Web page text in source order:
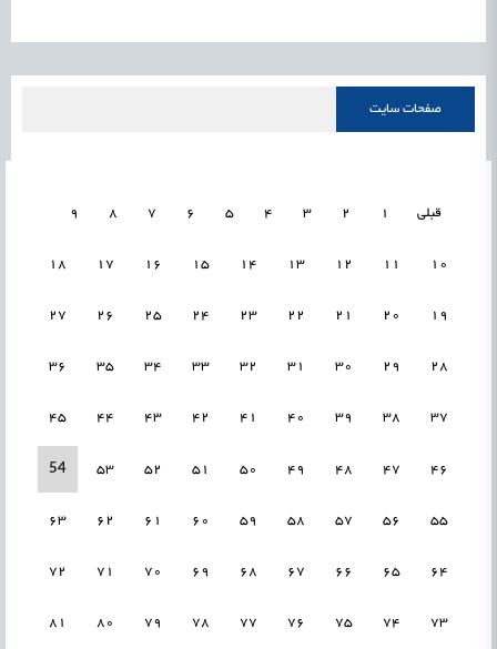
صفحات سایت
قبلی 1
2
3
4
5
6
7
8
9
10
11
12
13
14
15
16
17
18
19
20
21
22
23
24
25
26
27
28
29
30
31
32
33
34
35
36
37
38
39
40
41
42
43
44
45
46
47
48
49
50
51
52
53
54
55
56
57
58
59
60
61
62
63
64
65
66
67
68
69
70
71
72
73
74
75
76
77
78
79
80
81